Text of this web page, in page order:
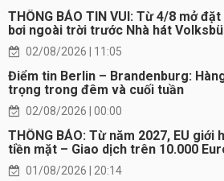
THÔNG BÁO TIN VUI: Từ 4/8 mở
bơi ngoài trời trước Nhà hát
02/08/2026 | 11:05
Điểm tin Berlin – Brandenburg:
trọng trong đêm và cuối tuần
02/08/2026 | 00:00
THÔNG BÁO: Từ năm 2027, EU giới
tiền mặt – Giao dịch trên 10.000
01/08/2026 | 20:14